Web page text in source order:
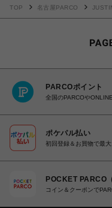
TOP 名古屋PARCO
PARCOポイント
全国のPARCOや
ポケパル払い
初回登録＆お買物で最
POCKET PARCO
コイン＆クーポンで